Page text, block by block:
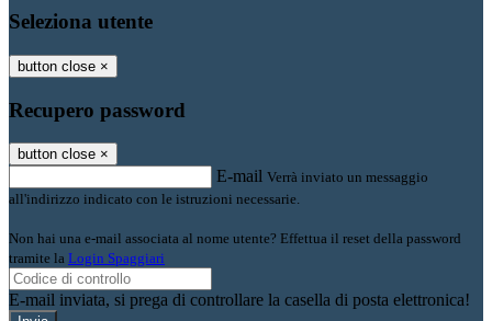
Seleziona utente
button close ×
Recupero password
button close ×
E-mail Verrà inviato un messaggio
all'indirizzo indicato con le istruzioni necessarie.
Non hai una e-mail associata al nome utente? Effettua il reset della password
tramite la Login Spaggiari
E-mail inviata, si prega di controllare la casella di posta elettronica!